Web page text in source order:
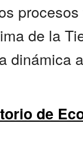
de la
dinámica
de